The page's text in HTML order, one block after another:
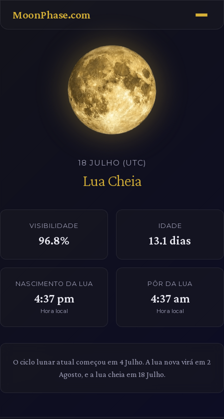
MoonPhase.com
18 JULHO (UTC)
Lua Cheia
VISIBILIDADE
96.8%
IDADE
13.1 dias
NASCIMENTO DA LUA
4:37 pm
Hora local
PÔR DA LUA
4:37 am
Hora local
O ciclo lunar atual começou em 4 Julho. A lua nova virá em 2
Agosto, e a lua cheia em 18 Julho.